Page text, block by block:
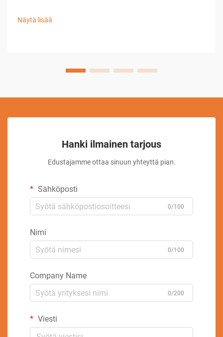
suunnitelmien toteuttamisessa. ...
Näytä lisää
Hanki ilmainen tarjous
Edustajamme ottaa sinuun yhteyttä pian.
Sähköposti
0/100
Nimi
0/100
Company Name
0/200
Viesti